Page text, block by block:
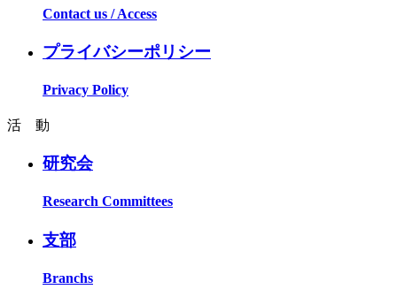
Contact us / Access
プライバシーポリシー
Privacy Policy
活 動
研究会
Research Committees
支部
Branchs